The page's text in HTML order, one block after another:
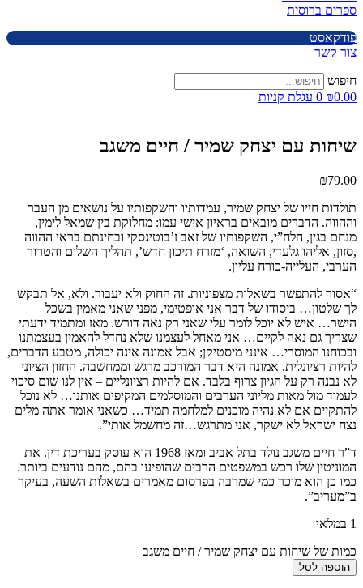
ספרים ברוסית
פודקאסט
צור קשר
חיפוש
₪0.00
0 עגלת קניות
שיחות עם יצחק שמיר / חיים משגב
₪79.00
תולדות חייו של יצחק שמיר, עמדותיו והשקפותיו על נושאים מן העבר
וההווה. הדברים מובאים בראיון אישי עמו: מחלוקת בין שמאל לימין,
מנחם בגין, הלח”י, השקפותיו של זאב ז’בוטינסקי ובחינתם בראי ההווה
,סזון, אליהו גלעדי, השואה, ‘מזרח תיכון חדש’, תהליך השלום והטרור
הערבי, העלייה-כורח עליון.
“אסור להתפשר בשאלות מצפוניות. זה החוק ולא יעבור. ולא, אל תבקש
לך שלטון… ביסודו של דבר אני אופטימי, מפני שאני מאמין בשכל
הישר… איש לא יוכל לומר עלי שאני רק נאה דורש. מאז ומתמיד ידעתי
שצריך גם נאה לקיים… אני מאחל לעצמנו שלא נחדל להאמין בעצמתנו
ובכוחנו המוסרי… אינני מיסטיקן; אבל אמונה אינה יכולה, מטבע הדברים,
להיות רציונלית. אמונה היא דבר המורכב מרגש וממחשבה. החזון הציוני
לא נבנה רק על הגיון צרוף בלבד. אם להיות רציונליים – אין לנו שום סיכוי
לעמוד מול מאות מליוני הערבים והמוסלמים המקיפים אותנו… לא נוכל
להתקיים אם לא נהיה מוכנים למלחמה תמיד… כשאני אומר אתה מלים
נצח ישראל לא ישקר, אני מתרגש…זה מחשמל אותי”.
ד”ר חיים משגב נולד בתל אביב ומאז 1968 הוא עוסק בעריכת דין. את
המוניטין שלו רכש במשפטים הרבים שהופיעו בהם, מהם נודעים ביותר.
כמו כן הוא מוכר כמי שמרבה בפרסום מאמרים בשאלות השעה, בעיקר
ב”מעריב”.
1 במלאי
כמות של שיחות עם יצחק שמיר / חיים משגב
הוספה לסל